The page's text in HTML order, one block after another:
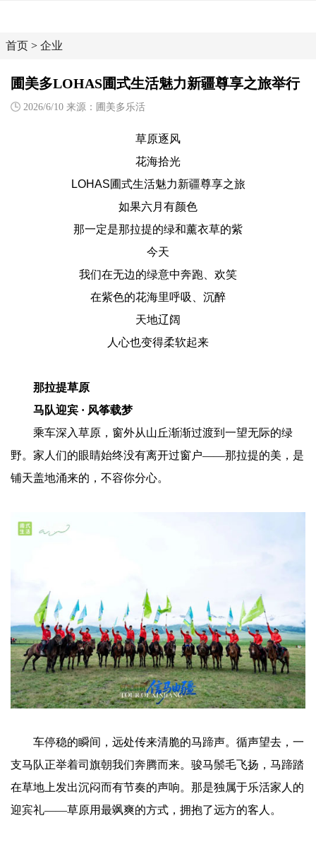
首页 > 企业
圃美多LOHAS圃式生活魅力新疆尊享之旅举行
2026/6/10 来源：圃美多乐活
草原逐风
花海拾光
LOHAS圃式生活魅力新疆尊享之旅
如果六月有颜色
那一定是那拉提的绿和薰衣草的紫
今天
我们在无边的绿意中奔跑、欢笑
在紫色的花海里呼吸、沉醉
天地辽阔
人心也变得柔软起来
那拉提草原
马队迎宾 · 风筝载梦
乘车深入草原，窗外从山丘渐渐过渡到一望无际的绿
野。家人们的眼睛始终没有离开过窗户——那拉提的美，是
铺天盖地涌来的，不容你分心。
车停稳的瞬间，远处传来清脆的马蹄声。循声望去，一
支马队正举着司旗朝我们奔腾而来。骏马鬃毛飞扬，马蹄踏
在草地上发出沉闷而有节奏的声响。那是独属于乐活家人的
迎宾礼——草原用最飒爽的方式，拥抱了远方的客人。